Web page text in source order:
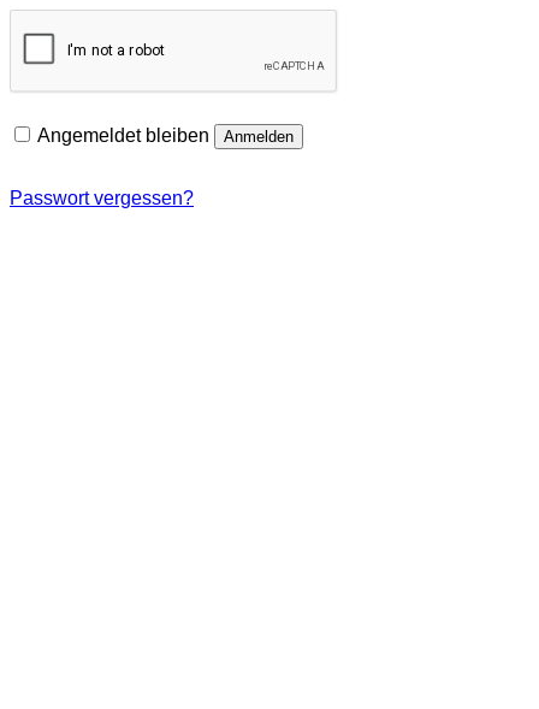
Angemeldet bleiben Anmelden
Passwort vergessen?